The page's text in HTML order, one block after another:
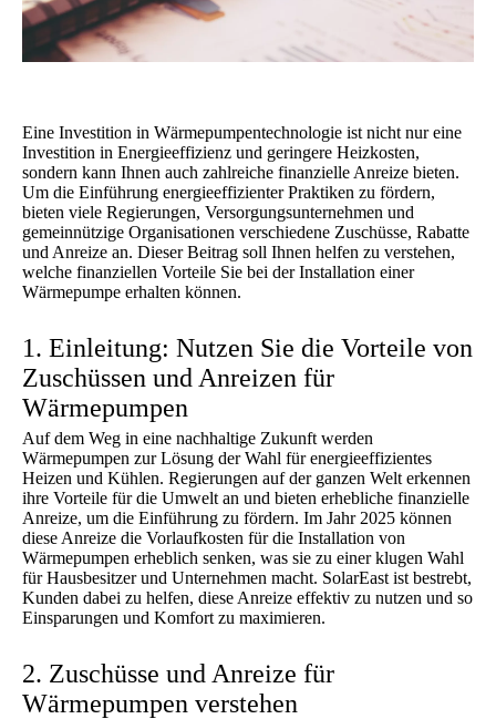
Eine Investition in Wärmepumpentechnologie ist nicht nur eine
Investition in Energieeffizienz und geringere Heizkosten,
sondern kann Ihnen auch zahlreiche finanzielle Anreize bieten.
Um die Einführung energieeffizienter Praktiken zu fördern,
bieten viele Regierungen, Versorgungsunternehmen und
gemeinnützige Organisationen verschiedene Zuschüsse, Rabatte
und Anreize an. Dieser Beitrag soll Ihnen helfen zu verstehen,
welche finanziellen Vorteile Sie bei der Installation einer
Wärmepumpe erhalten können.
1. Einleitung: Nutzen Sie die Vorteile von
Zuschüssen und Anreizen für
Wärmepumpen
Auf dem Weg in eine nachhaltige Zukunft werden
Wärmepumpen zur Lösung der Wahl für energieeffizientes
Heizen und Kühlen. Regierungen auf der ganzen Welt erkennen
ihre Vorteile für die Umwelt an und bieten erhebliche finanzielle
Anreize, um die Einführung zu fördern. Im Jahr 2025 können
diese Anreize die Vorlaufkosten für die Installation von
Wärmepumpen erheblich senken, was sie zu einer klugen Wahl
für Hausbesitzer und Unternehmen macht. SolarEast ist bestrebt,
Kunden dabei zu helfen, diese Anreize effektiv zu nutzen und so
Einsparungen und Komfort zu maximieren.
2. Zuschüsse und Anreize für
Wärmepumpen verstehen